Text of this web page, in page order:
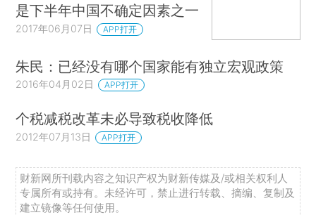
是下半年中国不确定因素之一
2017年06月07日 APP打开
朱民：已经没有哪个国家能有独立宏观政策
2016年04月02日 APP打开
个税减税改革未必导致税收降低
2012年07月13日 APP打开
财新网所刊载内容之知识产权为财新传媒及/或相关权利人
专属所有或持有。未经许可，禁止进行转载、摘编、复制及
建立镜像等任何使用。